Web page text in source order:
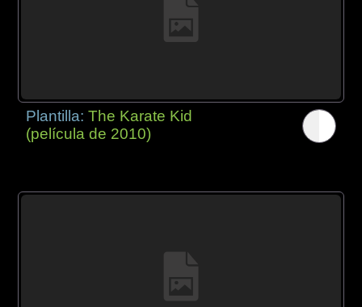
Plantilla:The Karate Kid
(película de 2010)